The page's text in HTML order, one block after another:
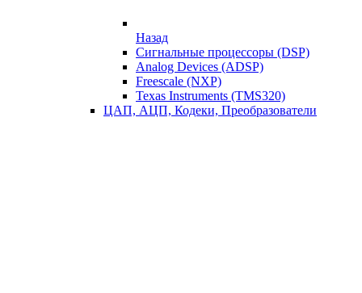
Назад
Сигнальные процессоры (DSP)
Analog Devices (ADSP)
Freescale (NXP)
Texas Instruments (TMS320)
ЦАП, АЦП, Кодеки, Преобразователи